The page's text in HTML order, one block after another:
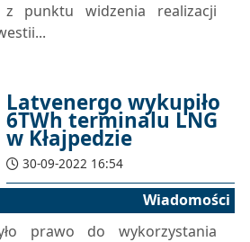
punktu widzenia realizacji
Latvenergo wykupiło
6TWh terminalu LNG
w Kłajpedzie
30-09-2022 16:54
Wiadomości
prawo do wykorzystania